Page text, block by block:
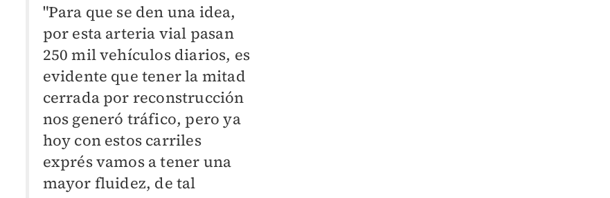
"Para que se den una idea,
por esta arteria vial pasan
250 mil vehículos diarios, es
evidente que tener la mitad
cerrada por reconstrucción
nos generó tráfico, pero ya
hoy con estos carriles
exprés vamos a tener una
mayor fluidez, de tal